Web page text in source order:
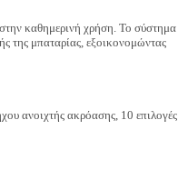
καθημερινή χρήση. Το σύστημα
της μπαταρίας, εξοικονομώντας
ανοιχτής ακρόασης, 10 επιλογές